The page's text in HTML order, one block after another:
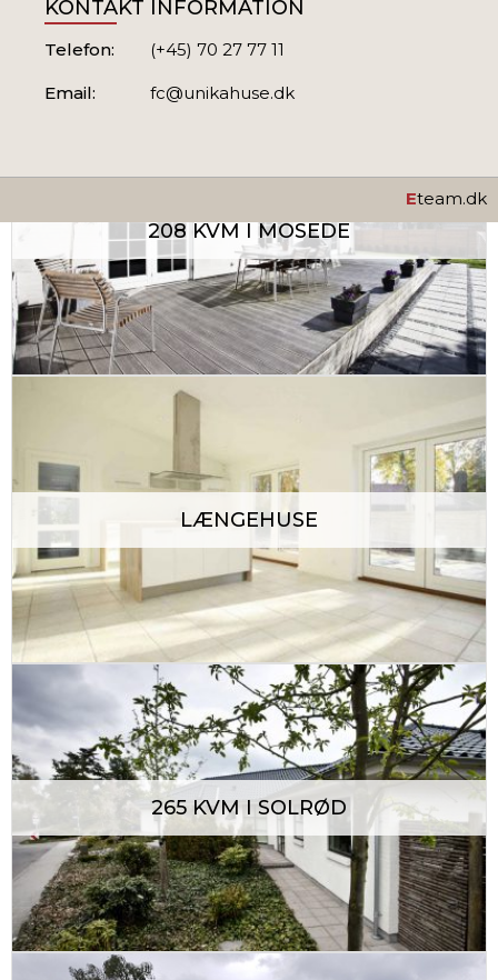
208 KVM I MOSEDE
LÆNGEHUSE
265 KVM I SOLRØD
KONTAKT INFORMATION
Telefon: (+45) 70 27 77 11
Email: fc@unikahuse.dk
Eteam.dk